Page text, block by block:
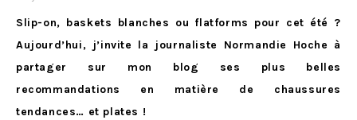
Slip-on, baskets blanches ou flatforms pour cet été ?
Aujourd’hui, j’invite la journaliste Normandie Hoche à
partager sur mon blog ses plus belles
recommandations en matière de chaussures
tendances… et plates !